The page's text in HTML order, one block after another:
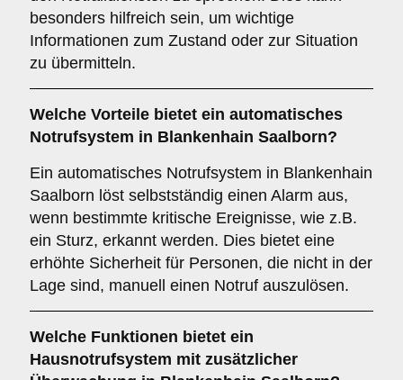
besonders hilfreich sein, um wichtige
Informationen zum Zustand oder zur Situation
zu übermitteln.
Welche Vorteile bietet ein automatisches
Notrufsystem in Blankenhain Saalborn?
Ein automatisches Notrufsystem in Blankenhain
Saalborn löst selbstständig einen Alarm aus,
wenn bestimmte kritische Ereignisse, wie z.B.
ein Sturz, erkannt werden. Dies bietet eine
erhöhte Sicherheit für Personen, die nicht in der
Lage sind, manuell einen Notruf auszulösen.
Welche Funktionen bietet ein
Hausnotrufsystem mit zusätzlicher